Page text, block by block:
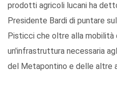
prodotti agricoli lucani ha
Presidente Bardi di puntare
Pisticci che oltre alla
un'infrastruttura necessaria
del Metapontino e delle altre